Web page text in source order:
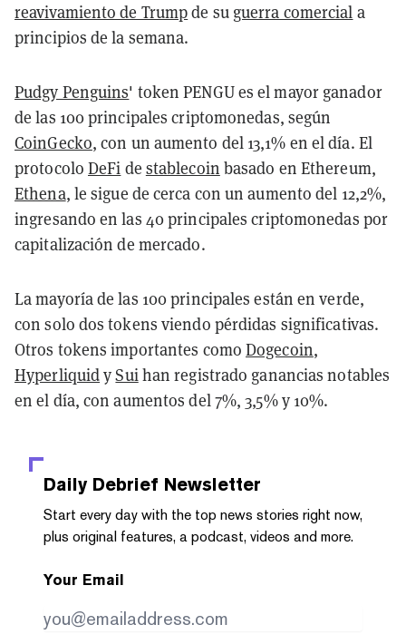
reavivamiento de Trumpde su guerra comercial a
principios de la semana.
Pudgy Penguins' token PENGU es el mayor ganador
de las 100 principales criptomonedas, según
CoinGecko, con un aumento del 13,1% en el día. El
protocolo DeFi de stablecoin basado en Ethereum,
Ethena, le sigue de cerca con un aumento del 12,2%,
ingresando en las 40 principales criptomonedas por
capitalización de mercado.
La mayoría de las 100 principales están en verde,
con solo dos tokens viendo pérdidas significativas.
Otros tokens importantes comoDogecoin,
HyperliquidySuihan registrado ganancias notables
en el día, con aumentos del 7%, 3,5% y 10%.
Daily Debrief Newsletter
Start every day with the top news stories right now,
plus original features, a podcast, videos and more.
Your Email